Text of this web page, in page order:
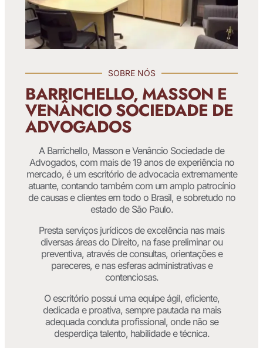
SOBRE NÓS
BARRICHELLO, MASSON E
VENÂNCIO SOCIEDADE DE
ADVOGADOS
A Barrichello, Masson e Venâncio Sociedade de
Advogados, com mais de 19 anos de experiência no
mercado, é um escritório de advocacia extremamente
atuante, contando também com um amplo patrocínio
de causas e clientes em todo o Brasil, e sobretudo no
estado de São Paulo.
Presta serviços jurídicos de excelência nas mais
diversas áreas do Direito, na fase preliminar ou
preventiva, através de consultas, orientações e
pareceres, e nas esferas administrativas e
contenciosas.
O escritório possui uma equipe ágil, eficiente,
dedicada e proativa, sempre pautada na mais
adequada conduta profissional, onde não se
desperdiça talento, habilidade e técnica.